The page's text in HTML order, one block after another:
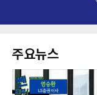
주요뉴스